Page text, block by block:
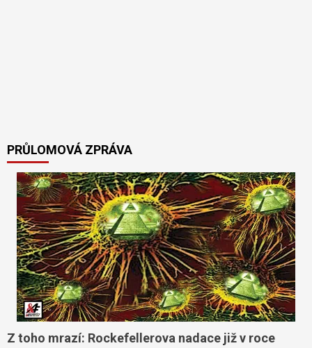
PRŮLOMOVÁ ZPRÁVA
Z toho mrazí: Rockefellerova nadace již v roce